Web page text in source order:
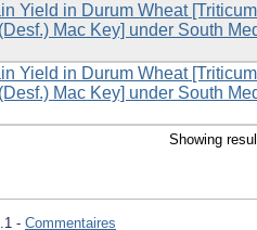
Yield in Durum Wheat
Mac Key] under South
Yield in Durum Wheat
Mac Key] under South
Showing
- Commentaires